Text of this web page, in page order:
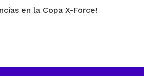
en la Copa X-Force!